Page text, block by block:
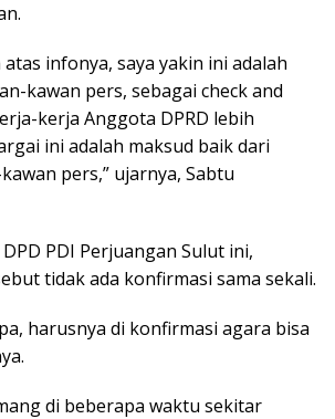
atas infonya, saya yakin ini adalah
kawan pers, sebagai check and
kerja Anggota DPRD lebih
ini adalah maksud baik dari
pers,” ujarnya, Sabtu
PDI Perjuangan Sulut ini,
tidak ada konfirmasi sama sekali.
harusnya di konfirmasi agara bisa
di beberapa waktu sekitar